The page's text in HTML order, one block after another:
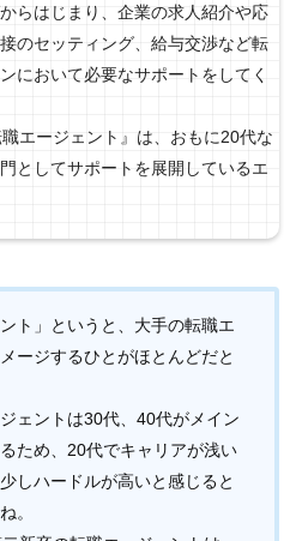
らはじまり、企業の求人紹介や応
のセッティング、給与交渉など転
において必要なサポートをしてく
エージェント』は、おもに20代な
としてサポートを展開しているエ
ント」というと、大手の転職エ
ージするひとがほとんどだと
ェントは30代、40代がメイン
ため、20代でキャリアが浅い
しハードルが高いと感じると
。